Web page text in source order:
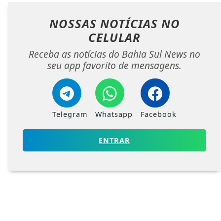
NOSSAS NOTÍCIAS NO
CELULAR
Receba as notícias do Bahia Sul News no
seu app favorito de mensagens.
Telegram Whatsapp Facebook
ENTRAR